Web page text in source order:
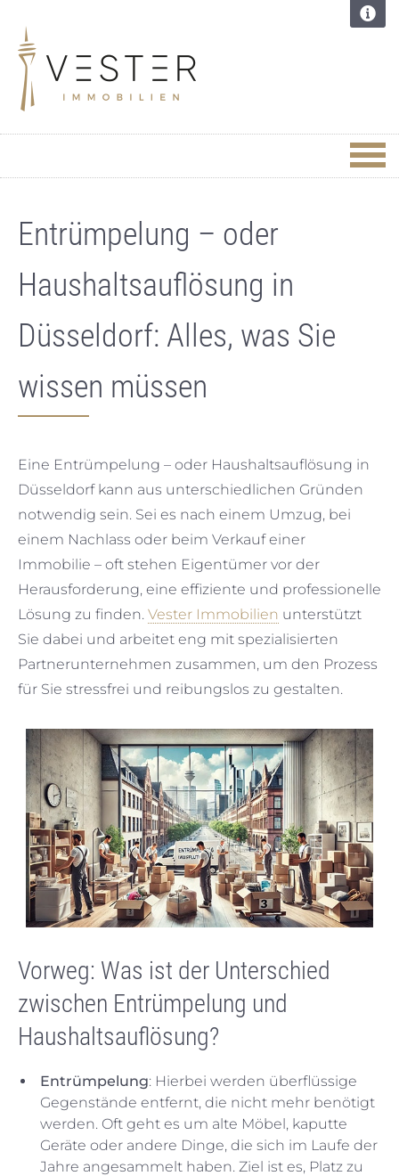
Entrümpelung – oder
Haushaltsauflösung in
Düsseldorf: Alles, was Sie
wissen müssen
Eine Entrümpelung – oder Haushaltsauflösung in
Düsseldorf kann aus unterschiedlichen Gründen
notwendig sein. Sei es nach einem Umzug, bei
einem Nachlass oder beim Verkauf einer
Immobilie – oft stehen Eigentümer vor der
Herausforderung, eine effiziente und professionelle
Lösung zu finden. Vester Immobilien unterstützt
Sie dabei und arbeitet eng mit spezialisierten
Partnerunternehmen zusammen, um den Prozess
für Sie stressfrei und reibungslos zu gestalten.
Vorweg: Was ist der Unterschied
zwischen Entrümpelung und
Haushaltsauflösung?
Entrümpelung: Hierbei werden überflüssige
Gegenstände entfernt, die nicht mehr benötigt
werden. Oft geht es um alte Möbel, kaputte
Geräte oder andere Dinge, die sich im Laufe der
Jahre angesammelt haben. Ziel ist es, Platz zu